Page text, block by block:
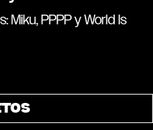
Miku, PPPP y World Is